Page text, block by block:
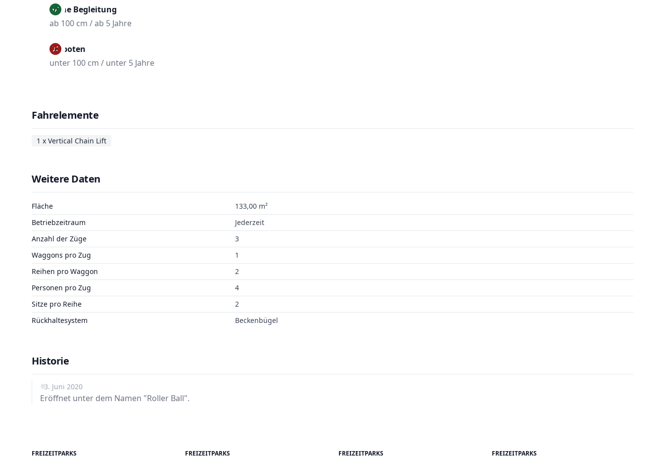
Ohne Begleitung
ab 100 cm / ab 5 Jahre
Verboten
unter 100 cm / unter 5 Jahre
Fahrelemente
1 x Vertical Chain Lift
Weitere Daten
Fläche
133,00 m²
Betriebzeitraum
Jederzeit
Anzahl der Züge
3
Waggons pro Zug
1
Reihen pro Waggon
2
Personen pro Zug
4
Sitze pro Reihe
2
Rückhaltesystem
Beckenbügel
Historie
13. Juni 2020
Eröffnet unter dem Namen "Roller Ball".
FREIZEITPARKS FREIZEITPARKS FREIZEITPARKS FREIZEITPARKS